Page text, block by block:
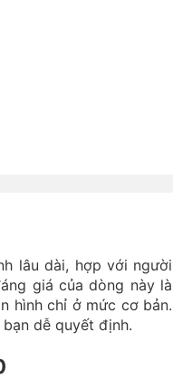
lâu dài, hợp với người
giá của dòng này là
hình chỉ ở mức cơ bản.
dễ quyết định.